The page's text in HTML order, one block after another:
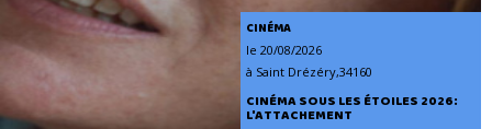
CINÉMA
le 20/08/2026
à Saint Drézéry,34160
CINÉMA SOUS LES ÉTOILES 2026:
L'ATTACHEMENT